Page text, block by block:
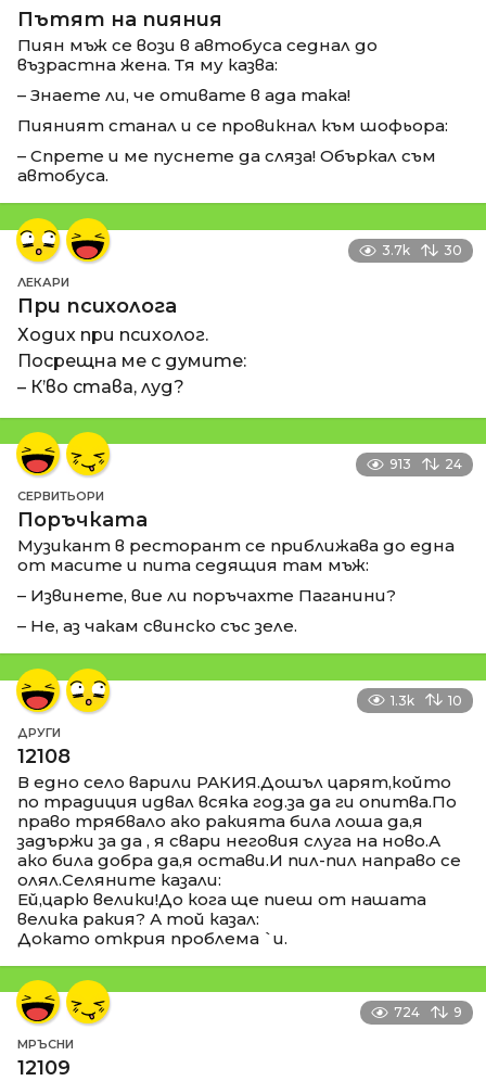
Пътят на пияния
Пиян мъж се вози в автобуса седнал до
възрастна жена. Тя му казва:
– Знаете ли, че отивате в ада така!
Пияният станал и се провикнал към шофьора:
– Спрете и ме пуснете да сляза! Объркал съм
автобуса.
3.7k 30
ЛЕКАРИ
При психолога
Ходих при психолог.
Посрещна ме с думите:
– К’во става, луд?
913 24
СЕРВИТЬОРИ
Поръчката
Музикант в ресторант се приближава до една
от масите и пита седящия там мъж:
– Извинете, вие ли поръчахте Паганини?
– Не, аз чакам свинско със зеле.
1.3k 10
ДРУГИ
12108
В едно село варили РАКИЯ.Дошъл царят,който
по традиция идвал всяка год.за да ги опитва.По
право трябвало ако ракията била лоша да,я
задържи за да , я свари неговия слуга на ново.А
ако била добра да,я остави.И пил-пил направо се
олял.Селяните казали:
Ей,царю велики!До кога ще пиеш от нашата
велика ракия? А той казал:
Докато открия проблема `и.
724 9
МРЪСНИ
12109